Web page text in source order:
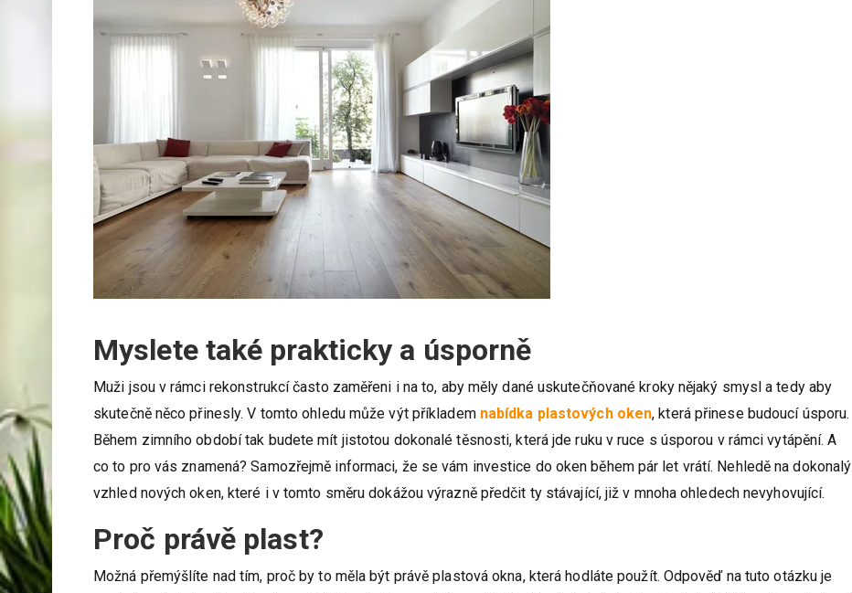
Myslete také prakticky a úsporně
Muži jsou v rámci rekonstrukcí často zaměřeni i na to, aby měly dané uskutečňované kroky nějaký smysl a tedy aby
skutečně něco přinesly. V tomto ohledu může výt příkladem nabídka plastových oken, která přinese budoucí úsporu.
Během zimního období tak budete mít jistotou dokonalé těsnosti, která jde ruku v ruce s úsporou v rámci vytápění. A
co to pro vás znamená? Samozřejmě informaci, že se vám investice do oken během pár let vrátí. Nehledě na dokonalý
vzhled nových oken, které i v tomto směru dokážou výrazně předčit ty stávající, již v mnoha ohledech nevyhovující.
Proč právě plast?
Možná přemýšlíte nad tím, proč by to měla být právě plastová okna, která hodláte použít. Odpověď na tuto otázku je